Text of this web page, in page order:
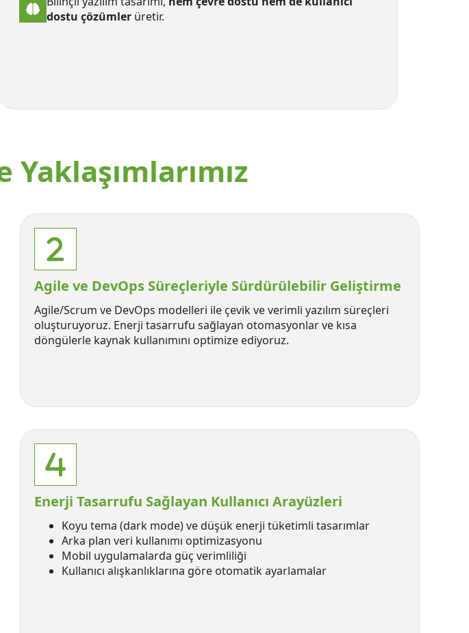
dostu çözümler üretir.
Agile ve DevOps Süreçleriyle Sürdürülebilir Geliştirme
Agile/Scrum ve DevOps modelleri ile çevik ve verimli yazılım süreçleri
oluşturuyoruz. Enerji tasarrufu sağlayan otomasyonlar ve kısa
döngülerle kaynak kullanımını optimize ediyoruz.
Enerji Tasarrufu Sağlayan Kullanıcı Arayüzleri
Koyu tema (dark mode) ve düşük enerji tüketimli tasarımlar
Arka plan veri kullanımı optimizasyonu
Mobil uygulamalarda güç verimliliği
Kullanıcı alışkanlıklarına göre otomatik ayarlamalar